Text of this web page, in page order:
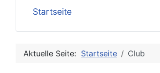
Startseite
Aktuelle Seite: Startseite Club